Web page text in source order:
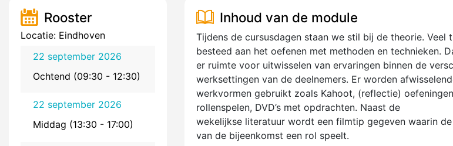
Rooster
Locatie: Eindhoven
22 september 2026
Ochtend (09:30 - 12:30)
22 september 2026
Middag (13:30 - 17:00)
Inhoud van de module
Tijdens de cursusdagen staan we stil bij de theorie. Veel
besteed aan het oefenen met methoden en technieken.
er ruimte voor uitwisselen van ervaringen binnen de
werksettingen van de deelnemers. Er worden
werkvormen gebruikt zoals Kahoot, (reflectie)
rollenspelen, DVD’s met opdrachten. Naast de
wekelijkse literatuur wordt een filmtip gegeven waarin
van de bijeenkomst een rol speelt.